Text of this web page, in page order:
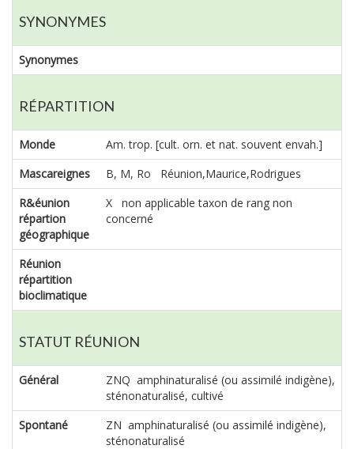
SYNONYMES
Synonymes
RÉPARTITION
Monde
Am. trop. [cult. orn. et nat. souvent envah.]
Mascareignes
B, M, Ro Réunion,Maurice,Rodrigues
R&éunion
répartion
géographique
X non applicable taxon de rang non
concerné
Réunion
répartition
bioclimatique
STATUT RÉUNION
Général
ZNQ amphinaturalisé (ou assimilé indigène),
sténonaturalisé, cultivé
Spontané
ZN amphinaturalisé (ou assimilé indigène),
sténonaturalisé